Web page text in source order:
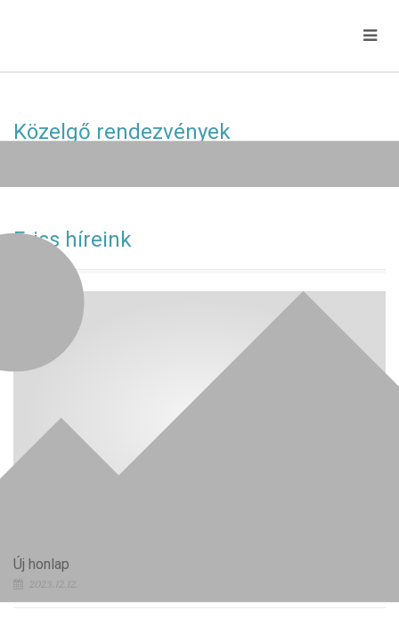
Közelgő rendezvények
Friss híreink
Új honlap
2023.12.12.